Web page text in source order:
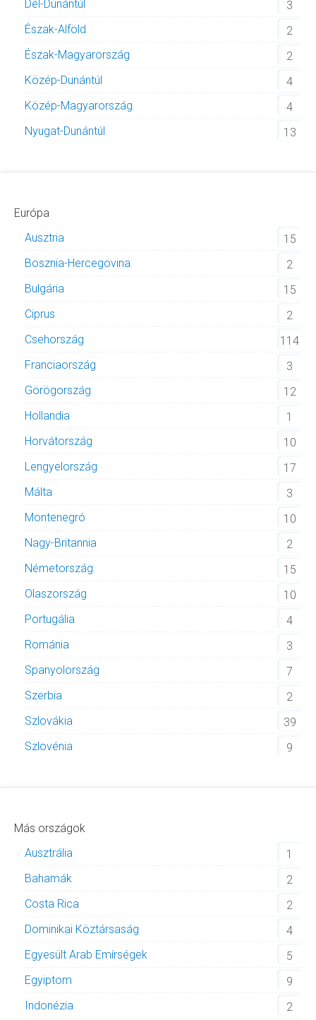
Dél-Dunántúl
3
Észak-Alföld
2
Észak-Magyarország
2
Közép-Dunántúl
4
Közép-Magyarország
4
Nyugat-Dunántúl
13
Európa
Ausztria
15
Bosznia-Hercegovina
2
Bulgária
15
Ciprus
2
Csehország
114
Franciaország
3
Görögország
12
Hollandia
1
Horvátország
10
Lengyelország
17
Málta
3
Montenegró
10
Nagy-Britannia
2
Németország
15
Olaszország
10
Portugália
4
Románia
3
Spanyolország
7
Szerbia
2
Szlovákia
39
Szlovénia
9
Más országok
Ausztrália
1
Bahamák
2
Costa Rica
2
Dominikai Köztársaság
4
Egyesült Arab Emírségek
5
Egyiptom
9
Indonézia
2